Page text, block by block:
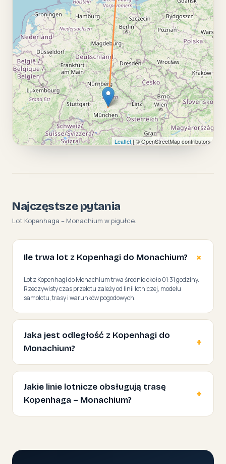
Leaflet| © OpenStreetMap contributors
Najczęstsze pytania
Lot Kopenhaga – Monachium w pigułce.
Ile trwa lot z Kopenhagi do Monachium?
Lot z Kopenhagi do Monachium trwa średnio około 01:31 godziny.
Rzeczywisty czas przelotu zależy od linii lotniczej, modelu
samolotu, trasy i warunków pogodowych.
Jaka jest odległość z Kopenhagi do
Monachium?
Jakie linie lotnicze obsługują trasę
Kopenhaga – Monachium?